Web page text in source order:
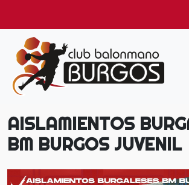
AISLAMIENTOS
BM BURGOS JUVENIL